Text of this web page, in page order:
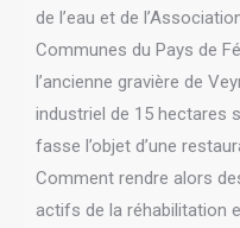
de l’eau et de
Communes du Pays de
l’ancienne gravière de
industriel de 15 hectares
fasse l’objet d’une
Comment rendre alors
actifs de la réhabilitation